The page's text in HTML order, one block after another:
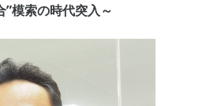
”模索の時代突入～